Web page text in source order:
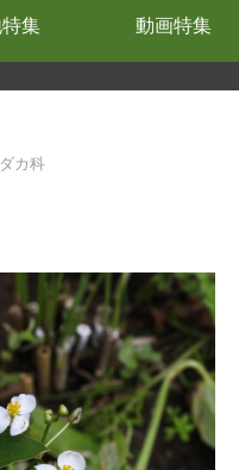
集 動画特集
カ科